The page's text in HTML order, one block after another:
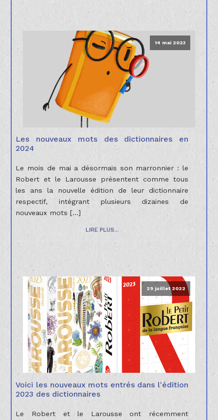
14 mai 2023
Les nouveaux mots des dictionnaires en
2024
Le mois de mai a désormais son marronnier : le
Robert et le Larousse présentent comme tous
les ans la nouvelle édition de leur dictionnaire
respectif, intégrant plusieurs dizaines de
nouveaux mots […]
LIRE PLUS...
29 juillet 2022
Voici les nouveaux mots entrés dans l'édition
2023 des dictionnaires
Le Robert et le Larousse ont récemment